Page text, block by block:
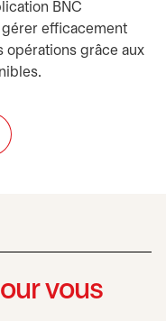
BNC
gérer efficacement
opérations grâce aux
vous